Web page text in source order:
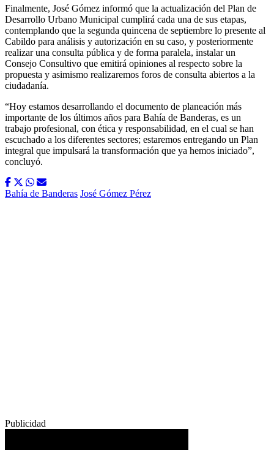
Finalmente, José Gómez informó que la actualización del Plan de
Desarrollo Urbano Municipal cumplirá cada una de sus etapas,
contemplando que la segunda quincena de septiembre lo presente al
Cabildo para análisis y autorización en su caso, y posteriormente
realizar una consulta pública y de forma paralela, instalar un
Consejo Consultivo que emitirá opiniones al respecto sobre la
propuesta y asimismo realizaremos foros de consulta abiertos a la
ciudadanía.
“Hoy estamos desarrollando el documento de planeación más
importante de los últimos años para Bahía de Banderas, es un
trabajo profesional, con ética y responsabilidad, en el cual se han
escuchado a los diferentes sectores; estaremos entregando un Plan
integral que impulsará la transformación que ya hemos iniciado”,
concluyó.
Bahía de Banderas José Gómez Pérez
Publicidad